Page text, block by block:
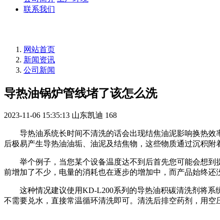
联系我们
网站首页
新闻资讯
公司新闻
导热油锅炉管线堵了该怎么洗
2023-11-06 15:35:13 山东凯迪 168
导热油系统长时间不清洗的话会出现结焦油泥影响换热效
后极易产生导热油油垢、油泥及结焦物，这些物质通过沉积
举个例子，当您某个设备温度达不到后首先您可能会想到
前增加了不少，电量的消耗也在逐步的增加中，而产品始终
这种情况建议使用KD-L200系列的导热油积碳清洗剂将系
不需要兑水，直接常温循环清洗即可。清洗后排空药剂，用